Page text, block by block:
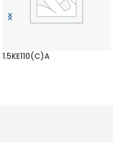
1.5KE110(C)A